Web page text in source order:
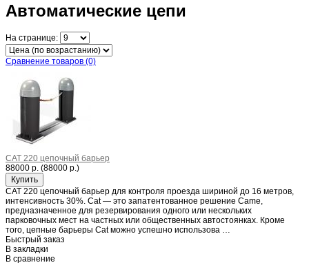
Автоматические цепи
На странице:
Сравнение товаров (0)
CAT 220 цепочный барьер
88000 р. (88000 р.)
CAT 220 цепочный барьер для контроля проезда шириной до 16 метров,
интенсивность 30%. Cat ― это запатентованное решение Came,
предназначенное для резервирования одного или нескольких
парковочных мест на частных или общественных автостоянках. Кроме
того, цепные барьеры Cat можно успешно использова …
Быстрый заказ
В закладки
В сравнение